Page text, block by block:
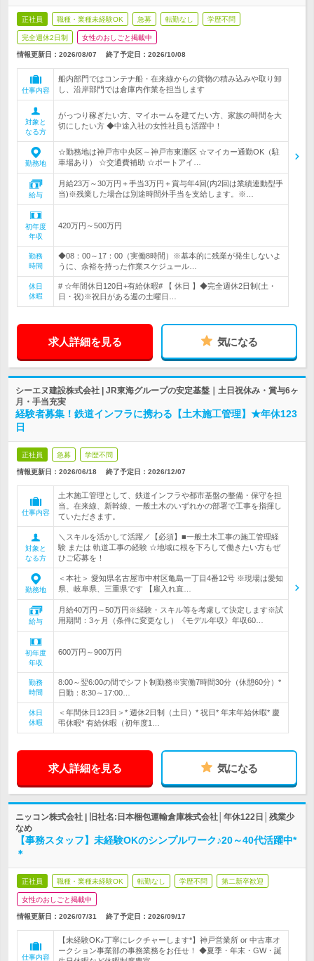
正社員 職種・業種未経験OK 急募 転勤なし 学歴不問
完全週休2日制 女性のおしごと掲載中
情報更新日：2026/08/07 終了予定日： 2026/10/08
仕事内容
船内部門ではコンテナ船・在来線からの貨物の積み込みや取り卸
し、沿岸部門では倉庫内作業を担当します
対象と
なる方
がっつり稼ぎたい方、マイホームを建てたい方、家族の時間を大
切にしたい方 ◆中途入社の女性社員も活躍中！
勤務地
☆勤務地は神戸市中央区～神戸市東灘区 ☆マイカー通勤OK（駐
車場あり） ☆交通費補助 ☆ポートアイ…
給与
月給23万～30万円＋手当3万円＋賞与年4回(内2回は業績連動型手
当)※残業した場合は別途時間外手当を支給します。※…
初年度
年収
420万円～500万円
勤務
時間
◆08：00～17：00（実働8時間）※基本的に残業が発生しないよ
うに、余裕を持った作業スケジュール…
休日
休暇
# ☆年間休日120日+有給休暇# 【 休日 】◆完全週休2日制(土・
日・祝)※祝日がある週の土曜日…
求人詳細を見る 気になる
シーエヌ建設株式会社 | JR東海グループの安定基盤｜土日祝休み・賞与6ヶ
月・手当充実
経験者募集！鉄道インフラに携わる【土木施工管理】★年休123
日
正社員 急募 学歴不問
情報更新日：2026/06/18 終了予定日： 2026/12/07
仕事内容
土木施工管理として、鉄道インフラや都市基盤の整備・保守を担
当。在来線、新幹線、一般土木のいずれかの部署で工事を指揮し
ていただきます。
対象と
なる方
＼スキルを活かして活躍／【必須】■一般土木工事の施工管理経
験 または 軌道工事の経験 ☆地域に根を下ろして働きたい方もぜ
ひご応募を！
勤務地
＜本社＞ 愛知県名古屋市中村区亀島一丁目4番12号 ※現場は愛知
県、岐阜県、三重県です 【雇入れ直…
給与
月給40万円～50万円※経験・スキル等を考慮して決定します※試
用期間：3ヶ月（条件に変更なし）《モデル年収》年収60…
初年度
年収
600万円～900万円
勤務
時間
8:00～翌6:00の間でシフト制勤務※実働7時間30分（休憩60分）*
日勤：8:30～17:00…
休日
休暇
＜年間休日123日＞* 週休2日制（土日）* 祝日* 年末年始休暇* 慶
弔休暇* 有給休暇（初年度1…
求人詳細を見る 気になる
ニッコン株式会社 | 旧社名:日本梱包運輸倉庫株式会社│年休122日│残業少
なめ
【事務スタッフ】未経験OKのシンプルワーク♪20～40代活躍中*
＊
正社員 職種・業種未経験OK 転勤なし 学歴不問 第二新卒歓迎
女性のおしごと掲載中
情報更新日：2026/07/31 終了予定日： 2026/09/17
仕事内容
【未経験OK♪丁寧にレクチャーします*】神戸営業所 or 中古車オ
ークション事業部の事務業務をお任せ！ ◆夏季・年末・GW・誕